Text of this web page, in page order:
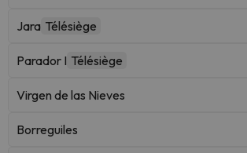
Jara Télésiège
Parador I Télésiège
Virgen de las Nieves
Borreguiles